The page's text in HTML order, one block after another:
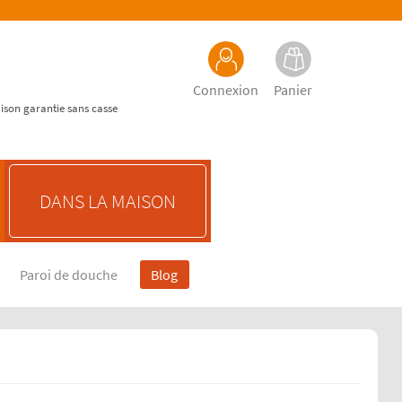
Connexion Panier
garantie sans casse
DANS LA MAISON
Paroi de douche Blog